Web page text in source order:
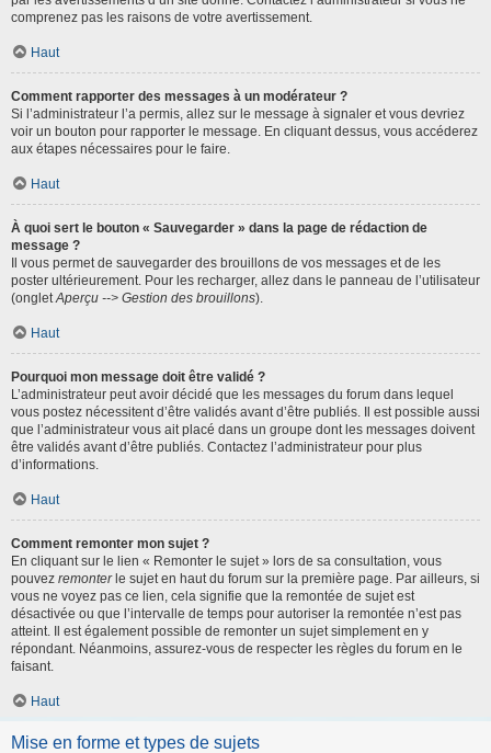
comprenez pas les raisons de votre avertissement.
Haut
Comment rapporter des messages à un modérateur ?
Si l’administrateur l’a permis, allez sur le message à signaler et vous devriez
voir un bouton pour rapporter le message. En cliquant dessus, vous accéderez
aux étapes nécessaires pour le faire.
Haut
À quoi sert le bouton « Sauvegarder » dans la page de rédaction de
message ?
Il vous permet de sauvegarder des brouillons de vos messages et de les
poster ultérieurement. Pour les recharger, allez dans le panneau de l’utilisateur
(ongletAperçu --> Gestion des brouillons).
Haut
Pourquoi mon message doit être validé ?
L’administrateur peut avoir décidé que les messages du forum dans lequel
vous postez nécessitent d’être validés avant d’être publiés. Il est possible aussi
que l’administrateur vous ait placé dans un groupe dont les messages doivent
être validés avant d’être publiés. Contactez l’administrateur pour plus
d’informations.
Haut
Comment remonter mon sujet ?
En cliquant sur le lien « Remonter le sujet » lors de sa consultation, vous
pouvez remonterle sujet en haut du forum sur la première page. Par ailleurs, si
vous ne voyez pas ce lien, cela signifie que la remontée de sujet est
désactivée ou que l’intervalle de temps pour autoriser la remontée n’est pas
atteint. Il est également possible de remonter un sujet simplement en y
répondant. Néanmoins, assurez-vous de respecter les règles du forum en le
faisant.
Haut
Mise en forme et types de sujets